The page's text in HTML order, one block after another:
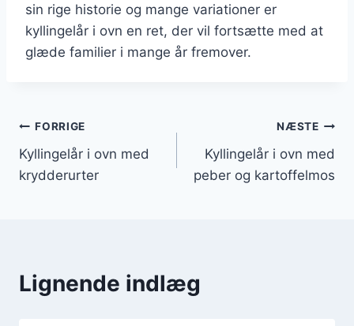
sin rige historie og mange variationer er
kyllingelår i ovn en ret, der vil fortsætte med at
glæde familier i mange år fremover.
Indlægsnavigation
FORRIGE
Kyllingelår i ovn med
krydderurter
NÆSTE
Kyllingelår i ovn med
peber og kartoffelmos
Lignende indlæg